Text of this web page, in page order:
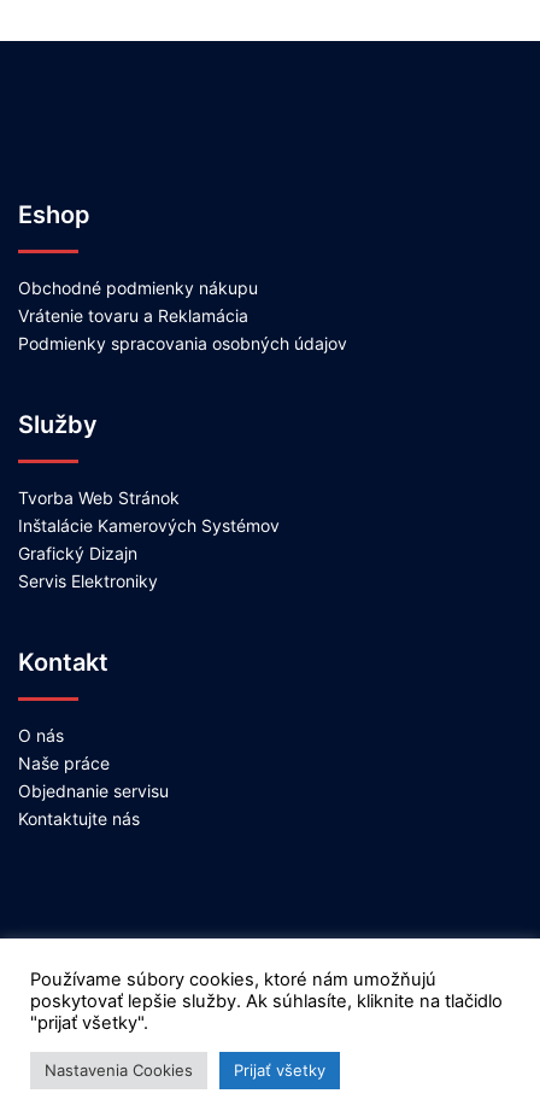
Eshop
Obchodné podmienky nákupu
Vrátenie tovaru a Reklamácia
Podmienky spracovania osobných údajov
Služby
Tvorba Web Stránok
Inštalácie Kamerových Systémov
Grafický Dizajn
Servis Elektroniky
Kontakt
O nás
Naše práce
Objednanie servisu
Kontaktujte nás
Používame súbory cookies, ktoré nám umožňujú
poskytovať lepšie služby. Ak súhlasíte, kliknite na tlačidlo
"prijať všetky".
Nastavenia Cookies Prijať všetky